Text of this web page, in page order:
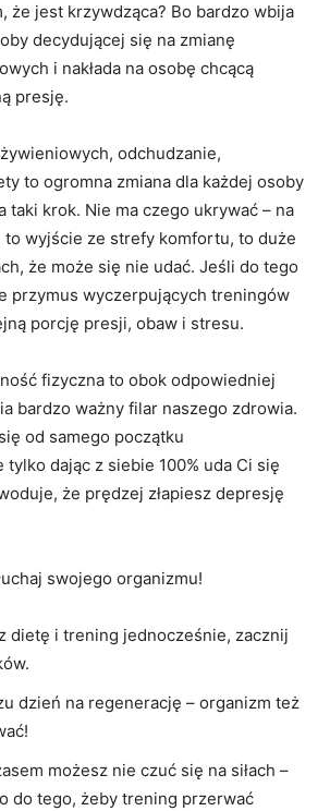
że jest krzywdząca? Bo bardzo wbija
decydującej się na zmianę
i nakłada na osobę chcącą
presję.
odchudzanie,
to ogromna zmiana dla każdej osoby
taki krok. Nie ma czego ukrywać – na
to wyjście ze strefy komfortu, to duże
że może się nie udać. Jeśli do tego
przymus wyczerpujących treningów
porcję presji, obaw i stresu.
fizyczna to obok odpowiedniej
bardzo ważny filar naszego zdrowia.
od samego początku
dając z siebie 100% uda Ci się
że prędzej złapiesz depresję
swojego organizmu!
dietę i trening jednocześnie, zacznij
dzień na regenerację – organizm też
możesz nie czuć się na siłach –
do tego, żeby trening przerwać